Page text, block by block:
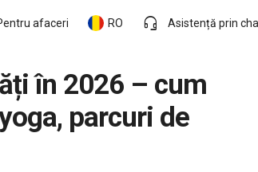
headset_mic Asistență prin
RO
afaceri
parcuri de